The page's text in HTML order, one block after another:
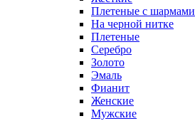
Плетеные с шармами
На черной нитке
Плетеные
Серебро
Золото
Эмаль
Фианит
Женские
Мужские